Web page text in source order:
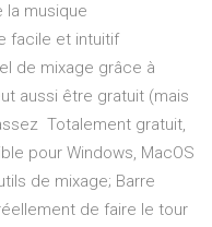
la musique
facile et intuitif
de mixage grâce à
aussi être gratuit (mais
Totalement gratuit,
pour Windows, MacOS
de mixage; Barre
de faire le tour